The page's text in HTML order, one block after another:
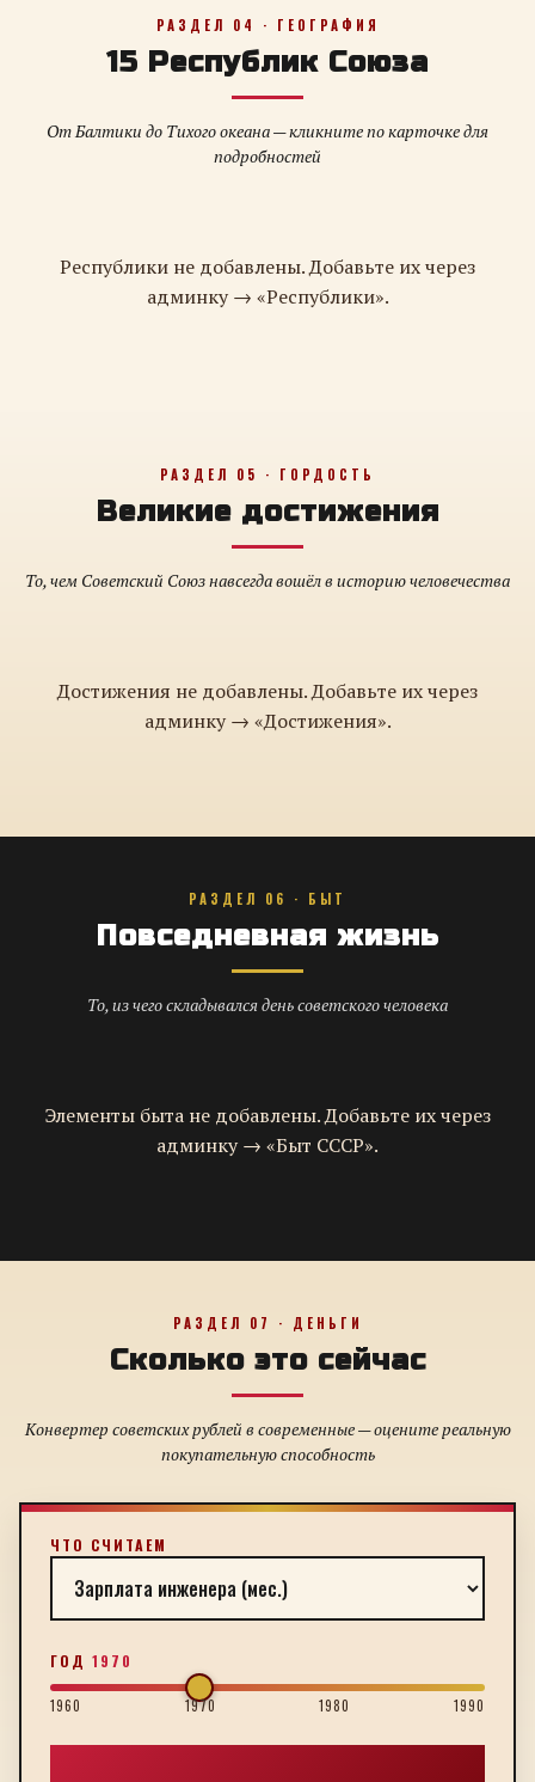
РАЗДЕЛ 04 · ГЕОГРАФИЯ
15 Республик Союза
От Балтики до Тихого океана — кликните по карточке для
подробностей
Республики не добавлены. Добавьте их через
админку → «Республики».
РАЗДЕЛ 05 · ГОРДОСТЬ
Великие достижения
То, чем Советский Союз навсегда вошёл в историю человечества
Достижения не добавлены. Добавьте их через
админку → «Достижения».
РАЗДЕЛ 06 · БЫТ
Повседневная жизнь
То, из чего складывался день советского человека
Элементы быта не добавлены. Добавьте их через
админку → «Быт СССР».
РАЗДЕЛ 07 · ДЕНЬГИ
Сколько это сейчас
Конвертер советских рублей в современные — оцените реальную
покупательную способность
ЧТО СЧИТАЕМ
ГОД 1970
1960 1970 1980 1990